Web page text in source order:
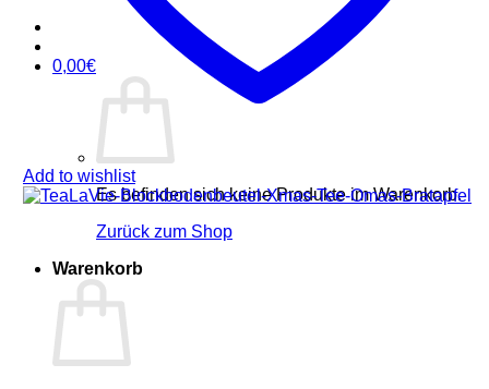
0,00€
Es befinden sich keine Produkte im Warenkorb.
Zurück zum Shop
Warenkorb
Add to wishlist